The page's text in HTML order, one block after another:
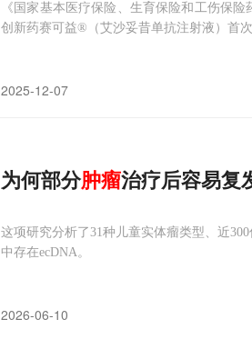
《国家基本医疗保险、生育保险和工伤保
创新药赛可益®（艾沙妥昔单抗注射液）首
2025-12-07
为何部分肿瘤治疗后容易复
这项研究分析了31种儿童实体瘤类型、近
中存在ecDNA。
2026-06-10